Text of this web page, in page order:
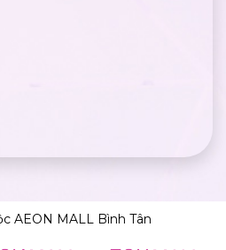
AEON MALL Bình Tân